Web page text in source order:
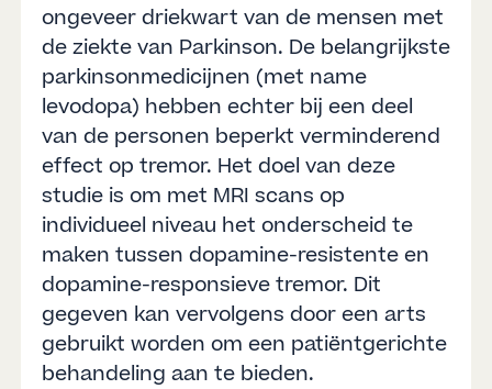
ongeveer driekwart van de mensen met
de ziekte van Parkinson. De belangrijkste
parkinsonmedicijnen (met name
levodopa) hebben echter bij een deel
van de personen beperkt verminderend
effect op tremor. Het doel van deze
studie is om met MRI scans op
individueel niveau het onderscheid te
maken tussen dopamine-resistente en
dopamine-responsieve tremor. Dit
gegeven kan vervolgens door een arts
gebruikt worden om een patiëntgerichte
behandeling aan te bieden.